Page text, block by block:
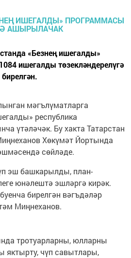
«Безнең ишегалды»
ишегалды төзекләндерелүгә
мәгълүматларга
республика
үтәләчәк. Бу хакта Татарстан
Хөкүмәт Йортында
сөйләде.
эш башкарылды, план-
юнәлештә эшләргә кирәк.
бирелгән вәгъдәләр
Миңнеханов.
тротуарларны, юлларны
яктырту, чүп савытлары,